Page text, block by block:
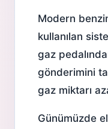
Modern
kullanılan
gaz
gönderimini
gaz miktarı
Günümüzde